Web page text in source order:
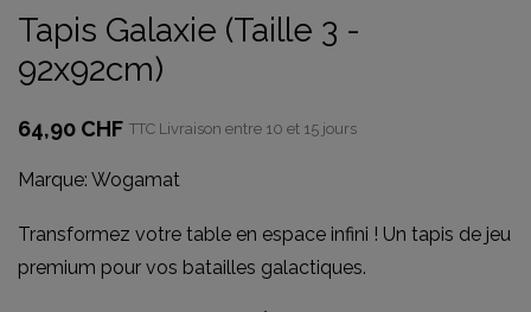
Tapis Galaxie (Taille 3 -
92x92cm)
64,90 CHF TTC Livraison entre 10 et 15 jours
Marque: Wogamat
Transformez votre table en espace infini ! Un tapis de jeu
premium pour vos batailles galactiques.